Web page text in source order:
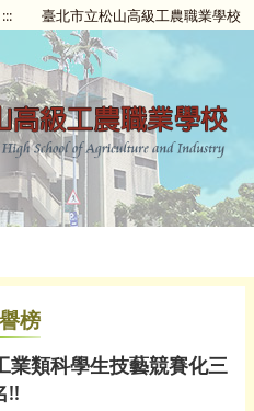
::: 臺北市立松山高級工農職業學校
榜
業類科學生技藝競賽化三
!!